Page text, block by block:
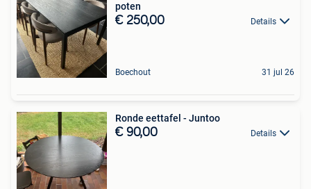
poten
€ 250,00 Details
Boechout 31 jul 26
Ronde eettafel - Juntoo
€ 90,00 Details